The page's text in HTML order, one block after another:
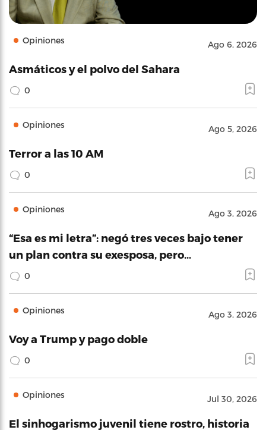
Opiniones Ago 6, 2026
Asmáticos y el polvo del Sahara
0
Opiniones Ago 5, 2026
Terror a las 10 AM
0
Opiniones Ago 3, 2026
“Esa es mi letra”: negó tres veces bajo tener
un plan contra su exesposa, pero…
0
Opiniones Ago 3, 2026
Voy a Trump y pago doble
0
Opiniones Jul 30, 2026
El sinhogarismo juvenil tiene rostro, historia